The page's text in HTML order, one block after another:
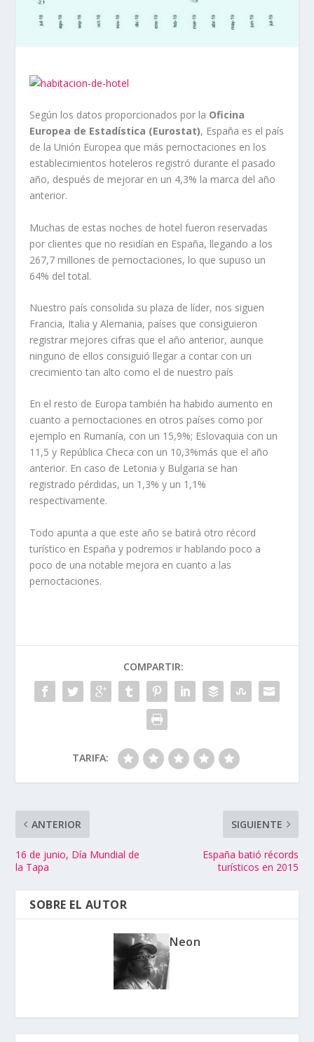
Según los datos proporcionados por la Oficina
Europea de Estadística (Eurostat), España es el país
de la Unión Europea que más pernoctaciones en los
establecimientos hoteleros registró durante el pasado
año, después de mejorar en un 4,3% la marca del año
anterior.
Muchas de estas noches de hotel fueron reservadas
por clientes que no residían en España, llegando a los
267,7 millones de pernoctaciones, lo que supuso un
64% del total.
Nuestro país consolida su plaza de líder, nos siguen
Francia, Italia y Alemania, países que consiguieron
registrar mejores cifras que el año anterior, aunque
ninguno de ellos consiguió llegar a contar con un
crecimiento tan alto como el de nuestro país
En el resto de Europa también ha habido aumento en
cuanto a pernoctaciones en otros países como por
ejemplo en Rumanía, con un 15,9%; Eslovaquia con un
11,5 y República Checa con un 10,3%más que el año
anterior. En caso de Letonia y Bulgaria se han
registrado pérdidas, un 1,3% y un 1,1%
respectivamente.
Todo apunta a que este año se batirá otro récord
turístico en España y podremos ir hablando poco a
poco de una notable mejora en cuanto a las
pernoctaciones.
COMPARTIR:
TARIFA:
ANTERIOR
16 de junio, Día Mundial de
la Tapa
SIGUIENTE
España batió récords
turísticos en 2015
SOBRE EL AUTOR
Neon